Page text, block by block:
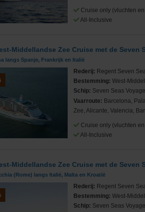
Cruise only (vluchten
All-Inclusive
Middellandse Zee Cruise met de Seven
langs Spanje, Frankrijk en Italië
Rederij: Regent Seven
Bestemming:West-
Schip: Seven Seas
Vaarroute: Barcelona,
Zee, Alicante, Valencia,
Cruise only (vluchten
All-Inclusive
Middellandse Zee Cruise met de Seven
(Rome) langs Italië, Malta en Kroatië
Rederij: Regent Seven
Bestemming:West-
Schip: Seven Seas